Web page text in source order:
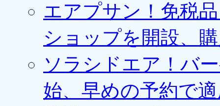
エアプサン！免税
ショップを開設、
ソラシドエア！バ
始、早めの予約で